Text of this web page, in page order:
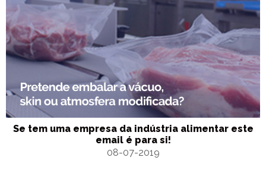
Se tem uma empresa da indústria alimentar este
email é para si!
08-07-2019